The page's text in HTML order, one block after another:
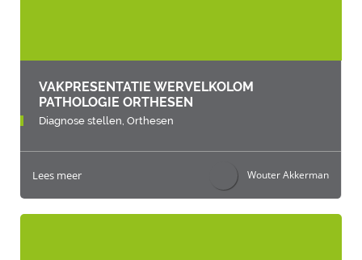
VAKPRESENTATIE WERVELKOLOM
PATHOLOGIE ORTHESEN
Diagnose stellen,Orthesen
Lees meer Wouter Akkerman